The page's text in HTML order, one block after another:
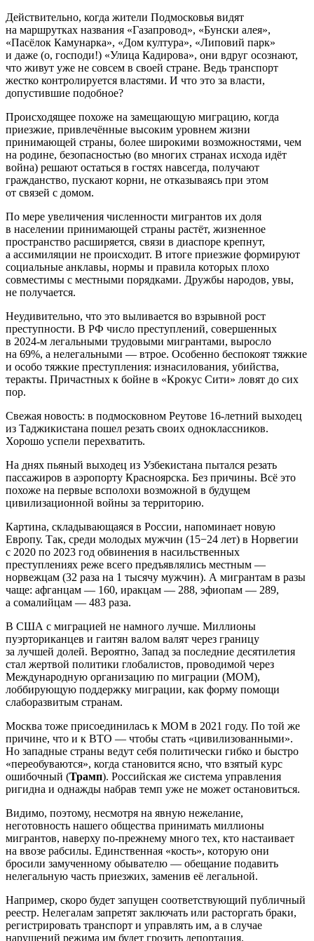
Действительно, когда жители Подмосковья видят
на маршрутках названия «Газапровод», «Бунски алея»,
«Пасёлок Камунарка», «Дом култура», «Липовий парк»
и даже (о, господи!) «Улица Кадирова», они вдруг осознают,
что живут уже не совсем в своей стране. Ведь транспорт
жестко контролируется властями. И что это за власти,
допустившие подобное?
Происходящее похоже на замещающую миграцию, когда
приезжие, привлечённые высоким уровнем жизни
принимающей страны, более широкими возможностями, чем
на родине, безопасностью (во многих странах исхода идёт
война) решают остаться в гостях навсегда, получают
гражданство, пускают корни, не отказываясь при этом
от связей с домом.
По мере увеличения численности мигрантов их доля
в населении принимающей страны растёт, жизненное
пространство расширяется, связи в диаспоре крепнут,
а ассимиляции не происходит. В итоге приезжие формируют
социальные анклавы, нормы и правила которых плохо
совместимы с местными порядками. Дружбы народов, увы,
не получается.
Неудивительно, что это выливается во взрывной рост
преступности. В РФ число преступлений, совершенных
в 2024-м легальными трудовыми мигрантами, выросло
на 69%, а нелегальными — втрое. Особенно беспокоят тяжкие
и особо тяжкие преступления: изнасилования, убийства,
теракты. Причастных к бойне в «Крокус Сити» ловят до сих
пор.
Свежая новость: в подмосковном Реутове 16-летний выходец
из Таджикистана пошел резать своих одноклассников.
Хорошо успели перехватить.
На днях пьяный выходец из Узбекистана пытался резать
пассажиров в аэропорту Красноярска. Без причины. Всё это
похоже на первые всполохи возможной в будущем
цивилизационной войны за территорию.
Картина, складывающаяся в России, напоминает новую
Европу. Так, среди молодых мужчин (15−24 лет) в Норвегии
с 2020 по 2023 год обвинения в насильственных
преступлениях реже всего предъявлялись местным —
норвежцам (32 раза на 1 тысячу мужчин). А мигрантам в разы
чаще: афганцам — 160, иракцам — 288, эфиопам — 289,
а сомалийцам — 483 раза.
В США с миграцией не намного лучше. Миллионы
пуэрториканцев и гаитян валом валят через границу
за лучшей долей. Вероятно, Запад за последние десятилетия
стал жертвой политики глобалистов, проводимой через
Международную организацию по миграции (МОМ),
лоббирующую поддержку миграции, как форму помощи
слаборазвитым странам.
Москва тоже присоединилась к МОМ в 2021 году. По той же
причине, что и к ВТО — чтобы стать «цивилизованными».
Но западные страны ведут себя политически гибко и быстро
«переобуваются», когда становится ясно, что взятый курс
ошибочный (Трамп). Российская же система управления
ригидна и однажды набрав темп уже не может остановиться.
Видимо, поэтому, несмотря на явную нежелание,
неготовность нашего общества принимать миллионы
мигрантов, наверху по-прежнему много тех, кто настаивает
на ввозе рабсилы. Единственная «кость», которую они
бросили замученному обывателю — обещание подавить
нелегальную часть приезжих, заменив её легальной.
Например, скоро будет запущен соответствующий публичный
реестр. Нелегалам запретят заключать или расторгать браки,
регистрировать транспорт и управлять им, а в случае
нарушений режима им будет грозить депортация.